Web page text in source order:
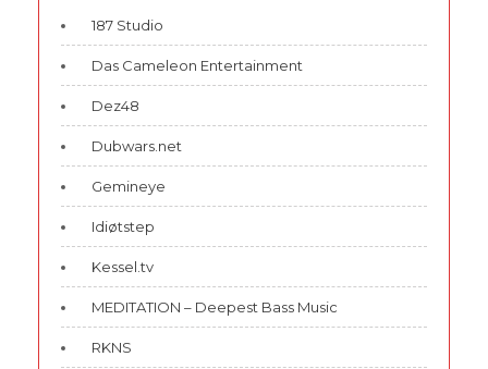
187 Studio
Das Cameleon Entertainment
Dez48
Dubwars.net
Gemineye
Idiøtstep
Kessel.tv
MEDITATION – Deepest Bass Music
RKNS